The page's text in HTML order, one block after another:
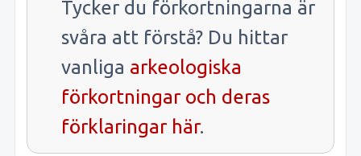
Tycker du förkortningarna är
svåra att förstå? Du hittar
vanliga arkeologiska
förkortningar och deras
förklaringar här.